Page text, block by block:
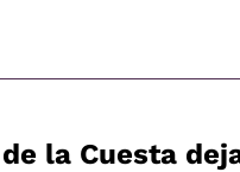
la Cuesta